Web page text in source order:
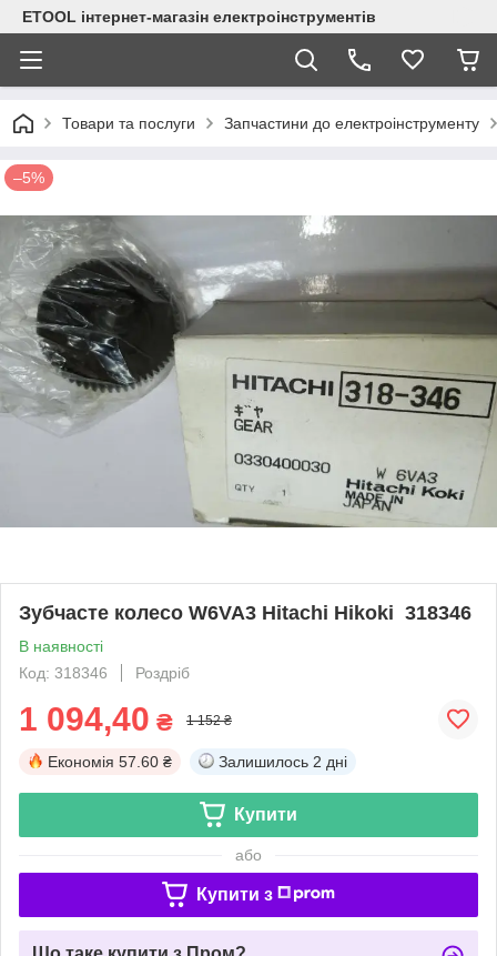
ETOOL інтернет-магазін електроінструментів
Товари та послуги Запчастини до електроінструменту
–5%
Зубчасте колесо W6VA3 Hitachi Hikoki 318346
В наявності
Код: 318346
Роздріб
1 094,40 ₴ 1 152 ₴
Економія 57.60 ₴ Залишилось 2 дні
Купити
або
Купити з